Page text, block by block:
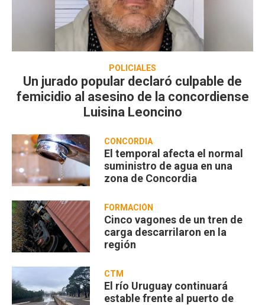
POLICIALES
Un jurado popular declaró culpable de
femicidio al asesino de la concordiense
Luisina Leoncino
CONCORDIA
El temporal afecta el normal
suministro de agua en una
zona de Concordia
FORMACIÓN
Cinco vagones de un tren de
carga descarrilaron en la
región
CTM
El río Uruguay continuará
estable frente al puerto de